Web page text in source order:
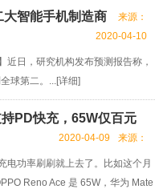
智能手机制造商
来源：
2020-04-10
日，研究机构发布预测报告称，
球第二。...[详细]
PD快充，65W仅百元
来源：
2020-04-09
电功率刷刷就上去了。比如这个月
Reno Ace 是 65W，华为 Mate